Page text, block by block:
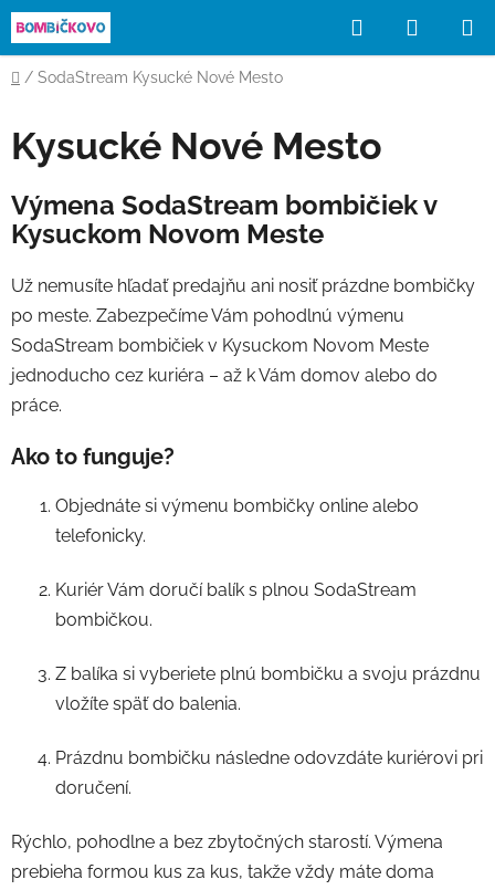
Prejsť
na
obsah
Hľadať
KOŠÍK
Domov
/ SodaStream Kysucké Nové Mesto
Kysucké Nové Mesto
Výmena SodaStream bombičiek v
Kysuckom Novom Meste
Už nemusíte hľadať predajňu ani nosiť prázdne bombičky
po meste. Zabezpečíme Vám pohodlnú výmenu
SodaStream bombičiek v Kysuckom Novom Meste
jednoducho cez kuriéra – až k Vám domov alebo do
práce.
Ako to funguje?
Objednáte si výmenu bombičky online alebo
telefonicky.
Kuriér Vám doručí balík s plnou SodaStream
bombičkou.
Z balíka si vyberiete plnú bombičku a svoju prázdnu
vložíte späť do balenia.
Prázdnu bombičku následne odovzdáte kuriérovi pri
doručení.
Rýchlo, pohodlne a bez zbytočných starostí. Výmena
prebieha formou kus za kus, takže vždy máte doma